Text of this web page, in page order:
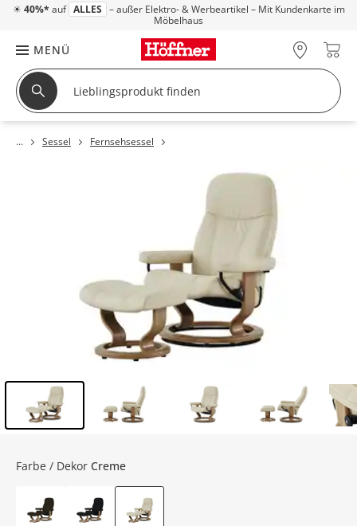
☀ 40%* auf ALLES – außer Elektro- & Werbeartikel – Mit Kundenkarte im
Möbelhaus
MENÜ
Sessel Fernsehsessel
Farbe / Dekor Creme